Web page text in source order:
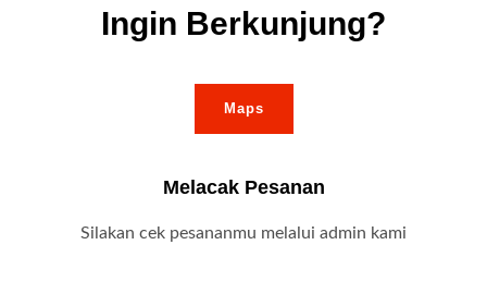
Ingin Berkunjung?
Maps
Melacak Pesanan
Silakan cek pesananmu melalui admin kami